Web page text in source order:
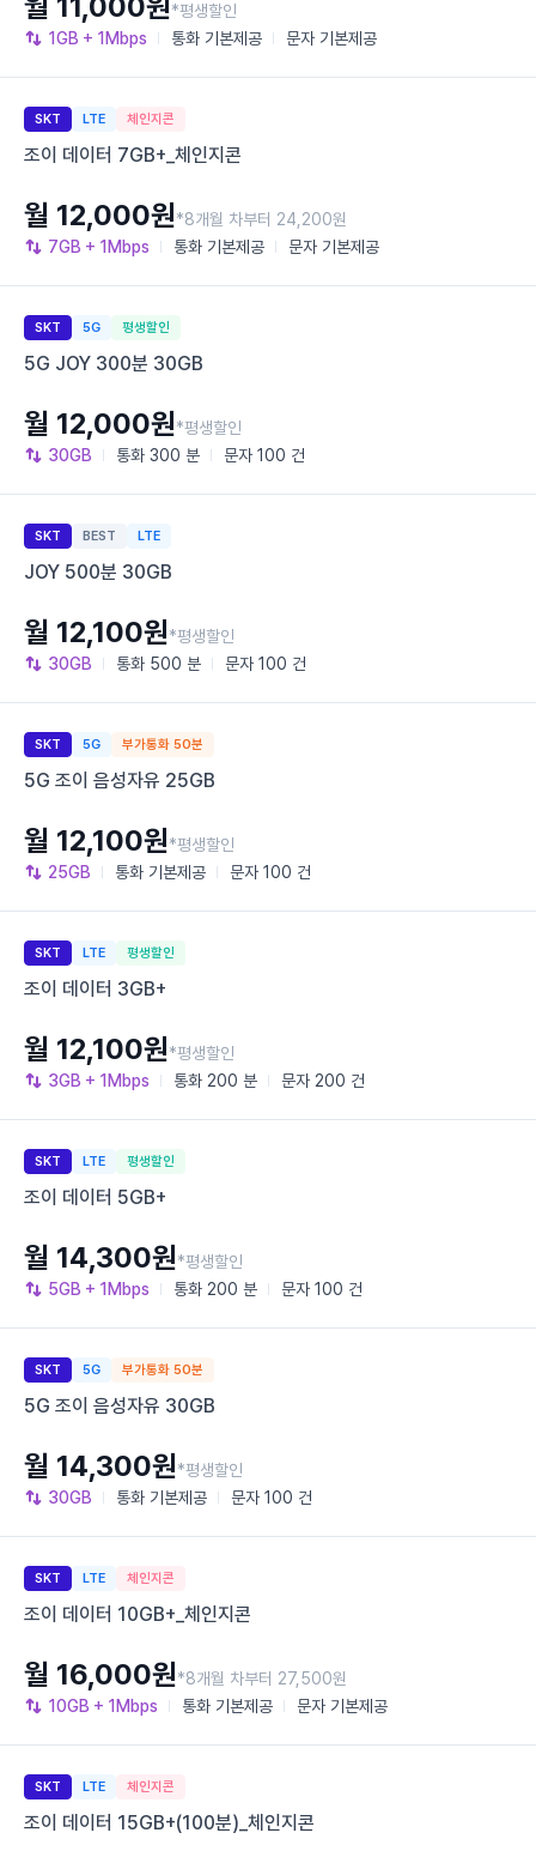
1GB + 1Mbps 통화 기본제공 문자 기본제공
*평생할인
SKT LTE 체인지콘
조이 데이터 7GB+_체인지콘
7GB + 1Mbps 통화 기본제공 문자 기본제공
월 12,000원*8개월 차부터 24,200원
SKT 5G 평생할인
5G JOY 300분 30GB
30GB 통화 300 분 문자 100 건
월 12,000원*평생할인
SKT BEST LTE
JOY 500분 30GB
30GB 통화 500 분 문자 100 건
월 12,100원*평생할인
SKT 5G 부가통화 50분
5G 조이 음성자유 25GB
25GB 통화 기본제공 문자 100 건
월 12,100원*평생할인
SKT LTE 평생할인
조이 데이터 3GB+
3GB + 1Mbps 통화 200 분 문자 200 건
월 12,100원*평생할인
SKT LTE 평생할인
조이 데이터 5GB+
5GB + 1Mbps 통화 200 분 문자 100 건
월 14,300원*평생할인
SKT 5G 부가통화 50분
5G 조이 음성자유 30GB
30GB 통화 기본제공 문자 100 건
월 14,300원*평생할인
SKT LTE 체인지콘
조이 데이터 10GB+_체인지콘
10GB + 1Mbps 통화 기본제공 문자 기본제공
월 16,000원*8개월 차부터 27,500원
SKT LTE 체인지콘
조이 데이터 15GB+(100분)_체인지콘